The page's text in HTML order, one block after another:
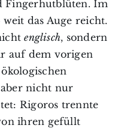
Fingerhutblüten. Im
das Auge reicht.
englisch, sondern
auf dem vorigen
nicht nur
Rigoros trennte
ihren gefüllt